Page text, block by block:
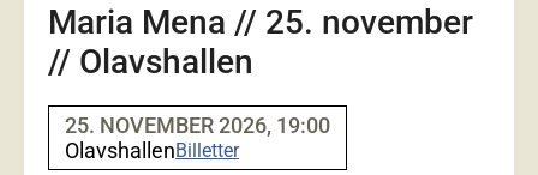
Maria Mena // 25. november
// Olavshallen
25. NOVEMBER 2026, 19:00
OlavshallenBilletter